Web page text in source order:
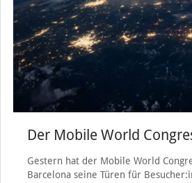
Der Mobile World
Gestern hat der Mobile World
Barcelona seine Türen für